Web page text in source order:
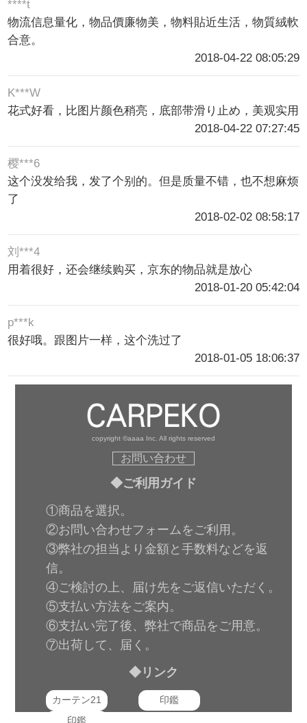
****t
物流信息量化，物品價廉物美，物料貼近生活，物質絨軟
合意。
2018-04-22 08:05:29
K***W
花式好看，比图片颜色稍亮，底部带滑り止め，美观实用
2018-04-22 07:27:45
樱***6
这个没发给我，发了个别的。但是质量不错，也不想麻烦
了
2018-02-02 08:58:17
刘***4
用着很好，还会继续购买，京东的物品就是放心
2018-01-20 05:42:04
p***k
很好哦。跟图片一样，这个洗过了
2018-01-05 18:06:37
copyright ©aaaa Inc. All rights reserved
お問い合わせ
◆ご利用ガイド
①商品を選択。
②お問い合わせフォームをご利用。
③弊社の担当より金額と手数料などを返
信。
④ご検討の上、届け先をご返信いただく。
⑤支払い方法をご案内。
⑥支払い完了後、弊社で商品をご用意。
⑦出荷して、届く。
◆リンク
カーテン21
印鑑
印鑑